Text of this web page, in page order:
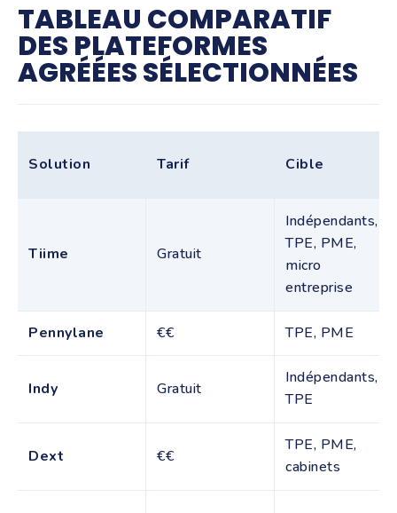
TABLEAU COMPARATIF
DES PLATEFORMES
AGRÉÉES SÉLECTIONNÉES
Solution Tarif Cible
Tiime Gratuit
Indépendants,
TPE, PME,
micro
entreprise
Pennylane €€ TPE, PME
Indy Gratuit
Indépendants,
TPE
Dext €€
TPE, PME,
cabinets